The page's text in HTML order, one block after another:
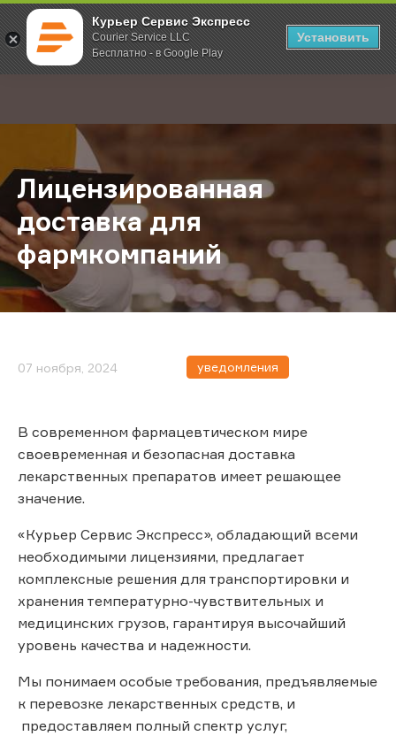
Курьер Сервис Экспресс
Courier Service LLC
Бесплатно - в Google Play
Установить
; Главная О компании Новости Лицензированная доставка для
Лицензированная
доставка для
фармкомпаний
07 ноября, 2024 уведомления
В современном фармацевтическом мире
своевременная и безопасная доставка
лекарственных препаратов имеет решающее
значение.
«Курьер Сервис Экспресс», обладающий всеми
необходимыми лицензиями, предлагает
комплексные решения для транспортировки и
хранения температурно-чувствительных и
медицинских грузов, гарантируя высочайший
уровень качества и надежности.
Мы понимаем особые требования, предъявляемые
к перевозке лекарственных средств, и
предоставляем полный спектр услуг,